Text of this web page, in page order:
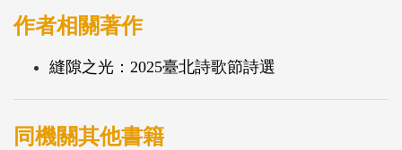
作者相關著作
縫隙之光：2025臺北詩歌節詩選
同機關其他書籍